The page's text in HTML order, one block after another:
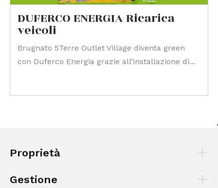
DUFERCO ENERGIA Ricarica
veicoli
Brugnato 5Terre Outlet Village diventa green
con Duferco Energia grazie all’installazione di...
Proprietà
Gestione